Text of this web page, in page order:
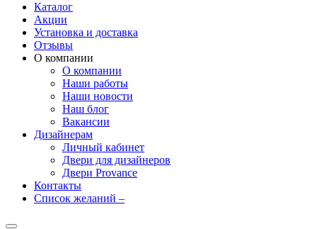
Каталог
Акции
Установка и доставка
Отзывы
О компании
О компании
Наши работы
Наши новости
Наш блог
Вакансии
Дизайнерам
Личный кабинет
Двери для дизайнеров
Двери Provance
Контакты
Список желаний –